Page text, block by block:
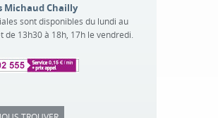
Michaud Chailly
sont disponibles du lundi au
de 13h30 à 18h, 17h le vendredi.